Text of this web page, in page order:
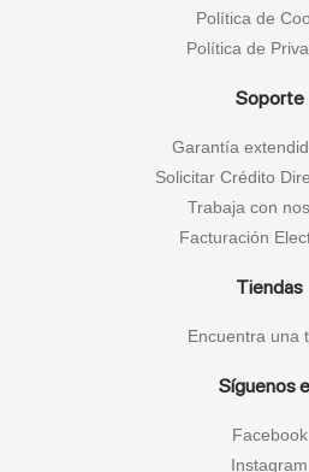
Política de
Política de
Soporte
Garantía
Solicitar Crédito
Trabaja con
Facturación
Tiendas
Encuentra una
Síguenos
Facebook
Instagram